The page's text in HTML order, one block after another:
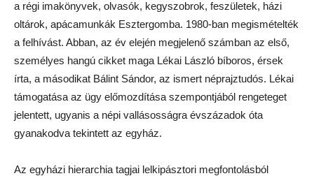
a régi imakönyvek, olvasók, kegyszobrok, feszületek, házi
oltárok, apácamunkák Esztergomba. 1980-ban megismételték
a felhívást. Abban, az év elején megjelenő számban az első,
személyes hangú cikket maga Lékai László bíboros, érsek
írta, a másodikat Bálint Sándor, az ismert néprajztudós. Lékai
támogatása az ügy előmozdítása szempontjából rengeteget
jelentett, ugyanis a népi vallásosságra évszázadok óta
gyanakodva tekintett az egyház.
Az egyházi hierarchia tagjai lelkipásztori megfontolásból